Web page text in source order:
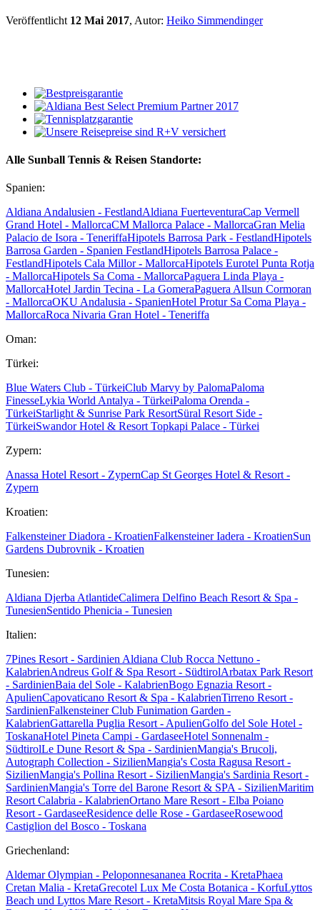
Veröffentlicht 12 Mai 2017, Autor: Heiko Simmendinger
Alle Sunball Tennis & Reisen Standorte:
Spanien:
Aldiana Andalusien - FestlandAldiana FuerteventuraCap Vermell
Grand Hotel - MallorcaCM Mallorca Palace - MallorcaGran Melia
Palacio de Isora - TeneriffaHipotels Barrosa Park - FestlandHipotels
Barrosa Garden - Spanien FestlandHipotels Barrosa Palace -
FestlandHipotels Cala Millor - MallorcaHipotels Eurotel Punta Rotja
- MallorcaHipotels Sa Coma - MallorcaPaguera Linda Playa -
MallorcaHotel Jardin Tecina - La GomeraPaguera Allsun Cormoran
- MallorcaOKU Andalusia - SpanienHotel Protur Sa Coma Playa -
MallorcaRoca Nivaria Gran Hotel - Teneriffa
Oman:
Türkei:
Blue Waters Club - TürkeiClub Marvy by PalomaPaloma
FinesseLykia World Antalya - TürkeiPaloma Orenda -
TürkeiStarlight & Sunrise Park ResortSüral Resort Side -
TürkeiSwandor Hotel & Resort Topkapi Palace - Türkei
Zypern:
Anassa Hotel Resort - ZypernCap St Georges Hotel & Resort -
Zypern
Kroatien:
Falkensteiner Diadora - KroatienFalkensteiner Iadera - KroatienSun
Gardens Dubrovnik - Kroatien
Tunesien:
Aldiana Djerba AtlantideCalimera Delfino Beach Resort & Spa -
TunesienSentido Phenicia - Tunesien
Italien:
7Pines Resort - Sardinien Aldiana Club Rocca Nettuno -
KalabrienAndreus Golf & Spa Resort - SüdtirolArbatax Park Resort
- SardinienBaia del Sole - KalabrienBogo Egnazia Resort -
ApulienCapovaticano Resort & Spa - KalabrienTirreno Resort -
SardinienFalkensteiner Club Funimation Garden -
KalabrienGattarella Puglia Resort - ApulienGolfo del Sole Hotel -
ToskanaHotel Pineta Campi - GardaseeHotel Sonnenalm -
SüdtirolLe Dune Resort & Spa - SardinienMangia's Brucoli,
Autograph Collection - SizilienMangia's Costa Ragusa Resort -
SizilienMangia's Pollina Resort - SizilienMangia's Sardinia Resort -
SardinienMangia's Torre del Barone Resort & SPA - SizilienMaritim
Resort Calabria - KalabrienOrtano Mare Resort - Elba Poiano
Resort - GardaseeResidence delle Rose - GardaseeRosewood
Castiglion del Bosco - Toskana
Griechenland:
Aldemar Olympian - Peloponnesananea Rocrita - KretaPhaea
Cretan Malia - KretaGrecotel Lux Me Costa Botanica - KorfuLyttos
Beach und Lyttos Mare Resort - KretaMitsis Royal Mare Spa &